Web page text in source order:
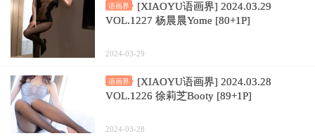
语画界
[XIAOYU语画界] 2024.03.29
VOL.1227 杨晨晨Yome [80+1P]
2024-03-29
语画界
[XIAOYU语画界] 2024.03.28
VOL.1226 徐莉芝Booty [89+1P]
2024-03-28